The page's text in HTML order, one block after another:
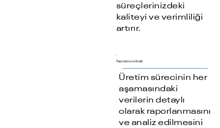
süreçlerinizdeki
kaliteyi ve verimliliği
artırır.
Raporlama ve Analiz
Üretim sürecinin her
aşamasındaki
verilerin detaylı
olarak raporlanmasını
ve analiz edilmesini